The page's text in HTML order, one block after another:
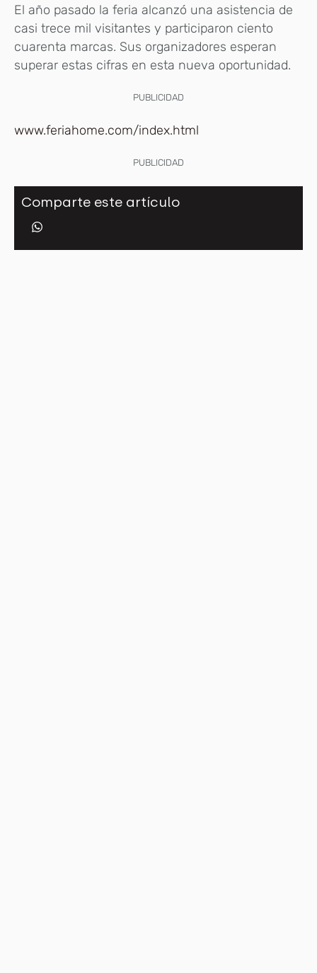
El año pasado la feria alcanzó una asistencia de
casi trece mil visitantes y participaron ciento
cuarenta marcas. Sus organizadores esperan
superar estas cifras en esta nueva oportunidad.
PUBLICIDAD
www.feriahome.com/index.html
PUBLICIDAD
Comparte este artículo